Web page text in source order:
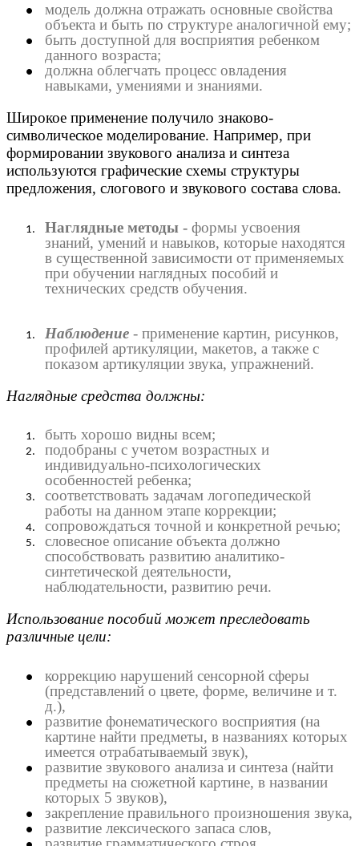
модель должна отражать основные свойства
объекта и быть по структуре аналогичной ему;
быть доступной для восприятия ребенком
данного возраста;
должна облегчать процесс овладения
навыками, умениями и знаниями.
Широкое применение получило знаково-
символическое моделирование. Например, при
формировании звукового анализа и синтеза
используются графические схемы структуры
предложения, слогового и звукового состава слова.
Наглядные методы - формы усвоения
знаний, умений и навыков, которые находятся
в существенной зависимости от применяемых
при обучении наглядных пособий и
технических средств обучения.
Наблюдение - применение картин, рисунков,
профилей артикуляции, макетов, а также с
показом артикуляции звука, упражнений.
Наглядные средства должны:
быть хорошо видны всем;
подобраны с учетом возрастных и
индивидуально-психологических
особенностей ребенка;
соответствовать задачам логопедической
работы на данном этапе коррекции;
сопровождаться точной и конкретной речью;
словесное описание объекта должно
способствовать развитию аналитико-
синтетической деятельности,
наблюдательности, развитию речи.
Использование пособий может преследовать
различные цели:
коррекцию нарушений сенсорной сферы
(представлений о цвете, форме, величине и т.
д.),
развитие фонематического восприятия (на
картине найти предметы, в названиях которых
имеется отрабатываемый звук),
развитие звукового анализа и синтеза (найти
предметы на сюжетной картине, в названии
которых 5 звуков),
закрепление правильного произношения звука,
развитие лексического запаса слов,